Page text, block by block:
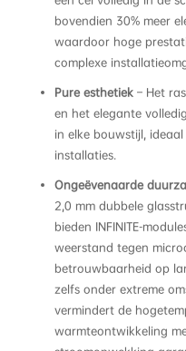
bovendien 30% meer
waardoor hoge
complexe
Pure esthetiek– Het
en het elegante
in elke bouwstijl,
installaties.
Ongeëvenaarde
2,0 mm dubbele
bieden INFINITE-
weerstand tegen
betrouwbaarheid op
zelfs onder extreme
vermindert de
warmteontwikkeling